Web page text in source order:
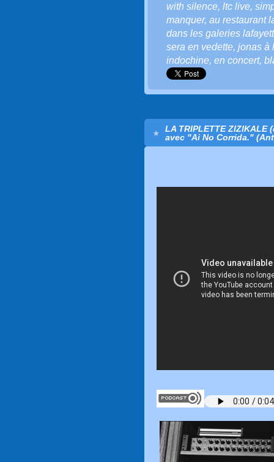
with silence, ltc live,
manquer, au restaurant
dans les galeries
sera en vedette, jonas à
indochine, en concert,
LA TRIPLETTE ZIZIKALE
avec "Ai No Corrida."